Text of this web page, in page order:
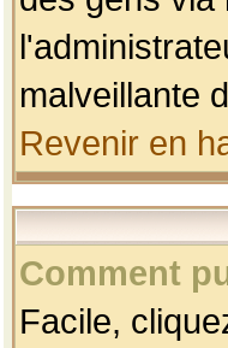
malveillante
Revenir en
Comment
Facile,